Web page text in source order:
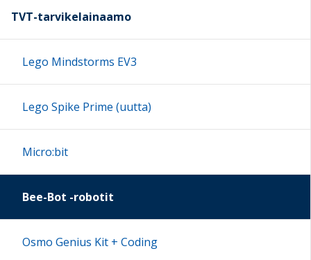
12:00
16:00
17:00
TVT-tarvikelainaamo
Lego Mindstorms EV3
Lego Spike Prime (uutta)
Micro:bit
Bee-Bot -robotit
Osmo Genius Kit + Coding